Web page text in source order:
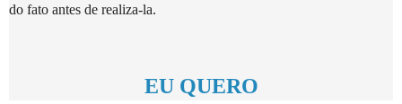
do fato antes de realiza-la.
EU QUERO